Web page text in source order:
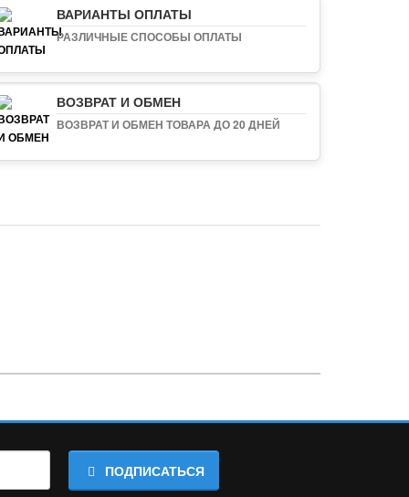
ВАРИАНТЫ ОПЛАТЫ
РАЗЛИЧНЫЕ СПОСОБЫ ОПЛАТЫ
ВОЗВРАТ И ОБМЕН
ВОЗВРАТ И ОБМЕН ТОВАРА ДО 20 ДНЕЙ
ПОДПИСАТЬСЯ